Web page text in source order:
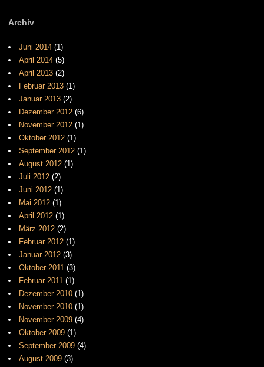
Archiv
Juni 2014 (1)
April 2014 (5)
April 2013 (2)
Februar 2013 (1)
Januar 2013 (2)
Dezember 2012 (6)
November 2012 (1)
Oktober 2012 (1)
September 2012 (1)
August 2012 (1)
Juli 2012 (2)
Juni 2012 (1)
Mai 2012 (1)
April 2012 (1)
März 2012 (2)
Februar 2012 (1)
Januar 2012 (3)
Oktober 2011 (3)
Februar 2011 (1)
Dezember 2010 (1)
November 2010 (1)
November 2009 (4)
Oktober 2009 (1)
September 2009 (4)
August 2009 (3)